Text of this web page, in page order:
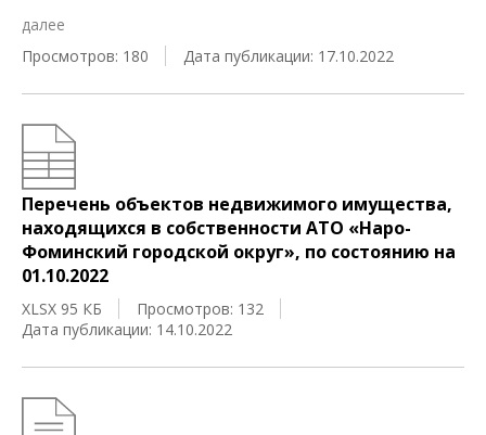
далее
Просмотров: 180
Дата публикации: 17.10.2022
Перечень объектов недвижимого имущества,
находящихся в собственности АТО «Наро-
Фоминский городской округ», по состоянию на
01.10.2022
XLSX 95 КБ
Просмотров: 132
Дата публикации: 14.10.2022